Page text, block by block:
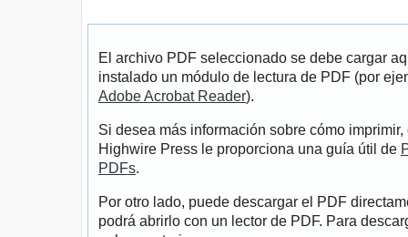
El archivo PDF seleccionado se debe cargar
instalado un módulo de lectura de PDF (por
Adobe Acrobat Reader).
Si desea más información sobre cómo
Highwire Press le proporciona una guía útil de
PDFs.
Por otro lado, puede descargar el PDF
podrá abrirlo con un lector de PDF. Para